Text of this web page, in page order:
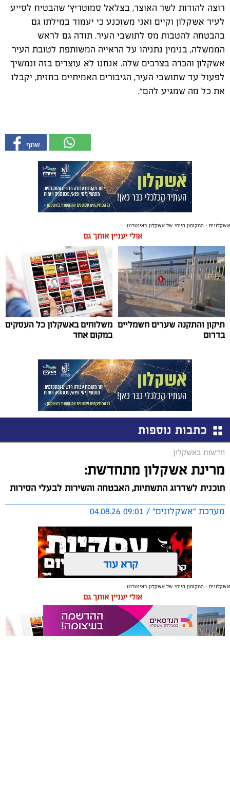
רוצה להודות לשר האוצר, בצלאל סמוטריץ׳ שהבטיח לסייע
לעיר אשקלון וקיים ואני משוכנע כי יעמוד במילתו גם
בהבטחה להטבות מס לתושבי העיר. תודה גם לראש
הממשלה, בנימין נתניהו על הראייה המשותפת לטובת העיר
אשקלון והכרה בצרכים שלה. אנחנו לא עוצרים בזה ונמשיך
לפעול עד שתושבי העיר, הגיבורים האמיתיים בחזית, יקבלו
את כל מה שמגיע להם״.
אשקלונים - המקומון היומי של אשקלון באינטרנט
אולי יעניין אותך גם
תיקון והתקנה שערים חשמליים
בדרום
משלוחים באשקלון כל העסקים
במקום אחד
כתבות נוספות
חדשות באשקלון
מרינת אשקלון מתחדשת:
תוכנית לשדרוג התשתיות, האבטחה והשירות לבעלי הסירות
מערכת "אשקלונים" / 09:01 04.08.26
תגים:אשקלון, מרינה
החברה הכלכלית הציגה לנציגי בעלי כלי השייט במרינה
תוכנית השקעה מקיפה הכוללת שדרוג התשתיות, חיזוק
קרא עוד
אשקלונים - המקומון היומי של אשקלון באינטרנט
אולי יעניין אותך גם